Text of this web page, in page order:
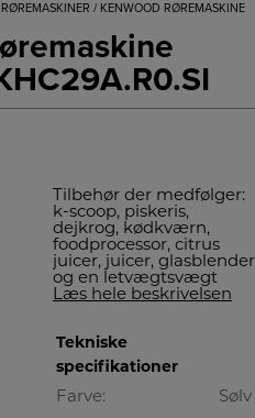
RØREMASKINER / KENWOOD RØREMASKINE
Tilbehør der medfølger:
k-scoop, piskeris,
dejkrog, kødkværn,
foodprocessor, citrus
juicer, juicer, glasblender
og en letvægtsvægt
Læs hele beskrivelsen
Tekniske
specifikationer
Farve:
Sølv